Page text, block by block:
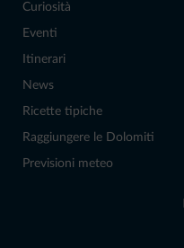
Curiosità
Eventi
Itinerari
News
Ricette tipiche
Raggiungere le Dolomiti
Previsioni meteo